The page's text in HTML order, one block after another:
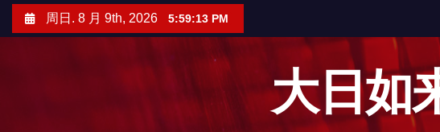
周日. 8 月 9th, 2026 5:59:14 PM
大日如